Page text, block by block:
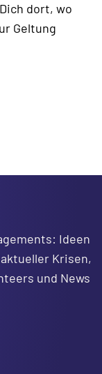
dort, wo
Geltung
Ideen
Krisen,
und News